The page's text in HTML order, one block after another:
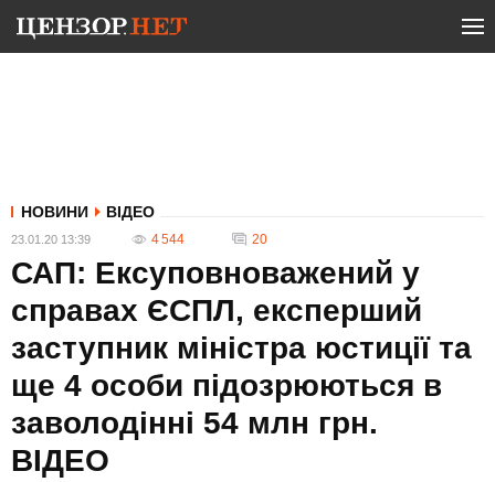
НОВИНИ ВІДЕО
23.01.20 13:39 4 544 20
САП: Ексуповноважений у
справах ЄСПЛ, експерший
заступник міністра юстиції та
ще 4 особи підозрюються в
заволодінні 54 млн грн.
ВIДЕО